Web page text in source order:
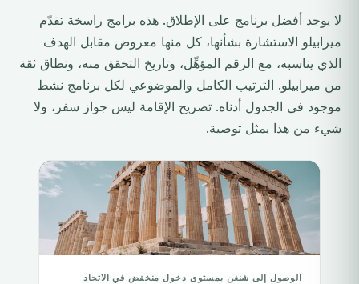
لا يوجد أفضل برنامج على الإطلاق. هذه برامج راسخة تقدّم
ميرابيلو الاستشارة بشأنها، كل منها معروض مقابل الهدف
الذي يناسبه، مع الرقم المؤهِّل، وتاريخ التحقق منه، ونطاق ثقة
من ميرابيلو. الترتيب الكامل والموضوعي لكل برنامج نشط
موجود في الجدول أدناه. تصريح الإقامة ليس جواز سفر، ولا
شيء من هذا يمثل توصية.
الوصول إلى شنغن بمستوى دخول منخفض في الاتحاد